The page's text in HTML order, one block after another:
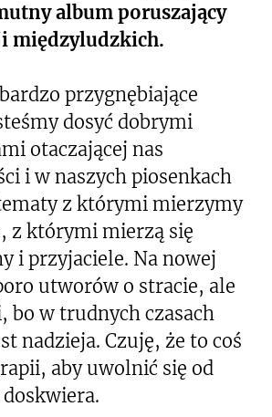
album poruszający
międzyludzkich.
przygnębiające
dosyć dobrymi
otaczającej nas
i w naszych piosenkach
z którymi mierzymy
z którymi mierzą się
i przyjaciele. Na nowej
utworów o stracie, ale
bo w trudnych czasach
nadzieja. Czuję, że to coś
aby uwolnić się od